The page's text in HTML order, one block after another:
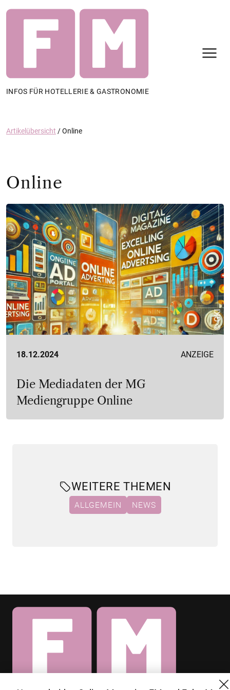
INFOS FÜR HOTELLERIE & GASTRONOMIE
Artikelübersicht /Online
Online
© GKI
18.12.2024 ANZEIGE
Die Mediadaten der MG
Mediengruppe Online
WEITERE THEMEN
ALLGEMEIN NEWS